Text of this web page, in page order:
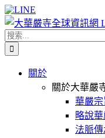
Skip
to
content
Facebook
X
WeChat
YouTube
LINE
搜
索
關於
關於大華嚴
華嚴宗
略說
法脈傳